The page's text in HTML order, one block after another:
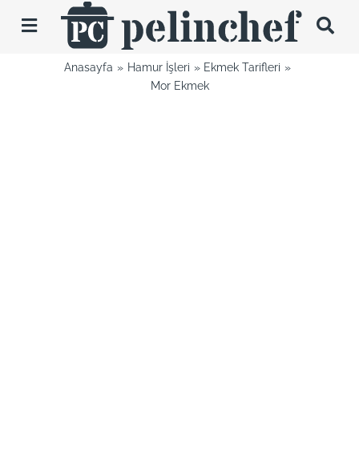
Toggle
Navigation
TariflerAnasayfa Hamur İşleri
Ekmek Tarifleri
Mor Ekmek